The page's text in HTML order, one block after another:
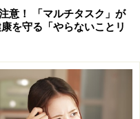
が、通常の睡眠です。
意！ 「マルチタスク」が
を守る「やらないことリ